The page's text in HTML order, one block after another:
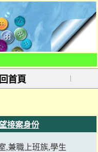
回首頁
接案身份
,兼職上班族,學生